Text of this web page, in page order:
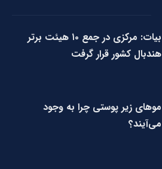
بیات: مرکزی در جمع ۱۰ هیئت برتر
هندبال کشور قرار گرفت
مو‌های زیر پوستی چرا به وجود
می‌آیند؟